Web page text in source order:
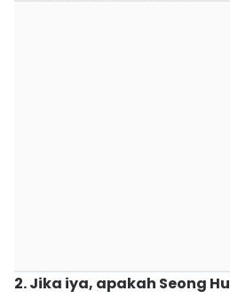
2. Jika iya, apakah Seong